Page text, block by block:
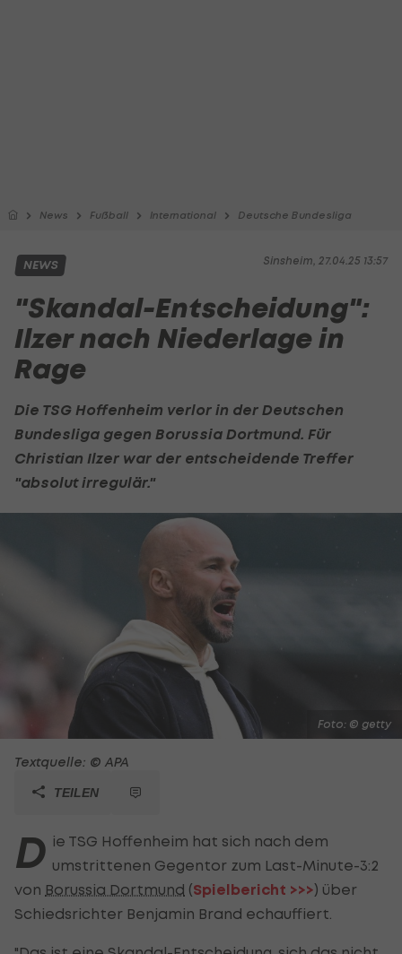
News Fußball International Deutsche Bundesliga
Sinsheim, 27.04.25 13:57
NEWS
"Skandal-Entscheidung":
Ilzer nach Niederlage in
Rage
Die TSG Hoffenheim verlor in der Deutschen
Bundesliga gegen Borussia Dortmund. Für
Christian Ilzer war der entscheidende Treffer
"absolut irregulär."
Foto: © getty
Textquelle: © APA
TEILEN
D ie TSG Hoffenheim hat sich nach dem
umstrittenen Gegentor zum Last-Minute-3:2
von Borussia Dortmund (Spielbericht >>>) über
Schiedsrichter Benjamin Brand echauffiert.